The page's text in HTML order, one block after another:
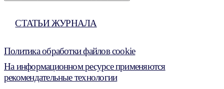
СТАТЬИ ЖУРНАЛА
Политика обработки файлов cookie
На информационном ресурсе применяются
рекомендательные технологии